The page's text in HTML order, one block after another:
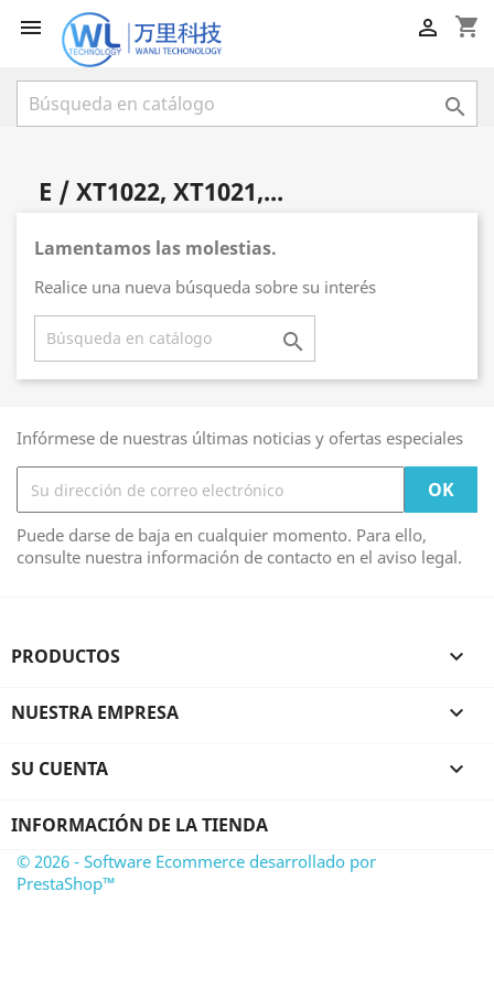
 shopping_cart


E / XT1022, XT1021,...
Lamentamos las molestias.
Realice una nueva búsqueda sobre su interés

Infórmese de nuestras últimas noticias y ofertas especiales
Puede darse de baja en cualquier momento. Para ello,
consulte nuestra información de contacto en el aviso legal.
PRODUCTOS 
NUESTRA EMPRESA 
SU CUENTA 
INFORMACIÓN DE LA TIENDA
© 2026 - Software Ecommerce desarrollado por
PrestaShop™